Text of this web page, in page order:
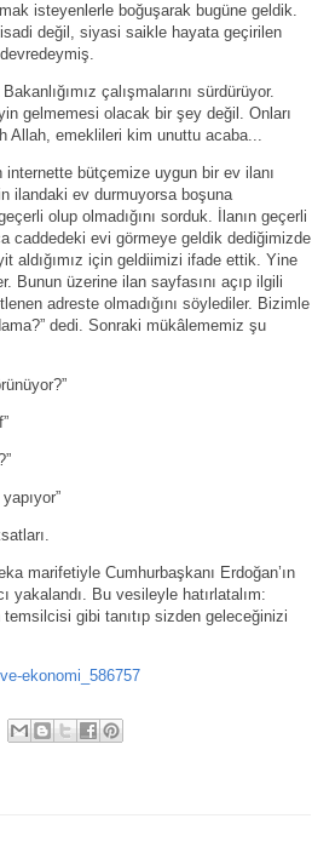
isteyenlerle boğuşarak bugüne geldik.
değil, siyasi saikle hayata geçirilen
çalışmalarını sürdürüyor.
gelmemesi olacak bir şey değil. Onları
Allah, emeklileri kim unuttu acaba...
internette bütçemize uygun bir ev ilanı
ilandaki ev durmuyorsa boşuna
olup olmadığını sorduk. İlanın geçerli
caddedeki evi görmeye geldik dediğimizde
aldığımız için geldiimizi ifade ettik. Yine
Bunun üzerine ilan sayfasını açıp ilgili
adreste olmadığını söylediler. Bizimle
dedi. Sonraki mükâlememiz şu
marifetiyle Cumhurbaşkanı Erdoğan’ın
yakalandı. Bu vesileyle hatırlatalım:
gibi tanıtıp sizden geleceğinizi
ekonomi_586757